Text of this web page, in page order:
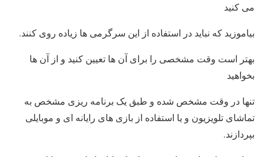
می کنید
بیاموزید که نباید در استفاده از این سرگرمی ها زیاده روی کنند.
بهتر است وقت مشخصی را برای آن ها تعیین کنید و از آن ها
بخواهید
تنها در وقت مشخص شده و طبق یک برنامه ریزی مشخص به
تماشای تلویزیون و یا استفاده از بازی های رایانه ای و موبایلی
بپردازند.